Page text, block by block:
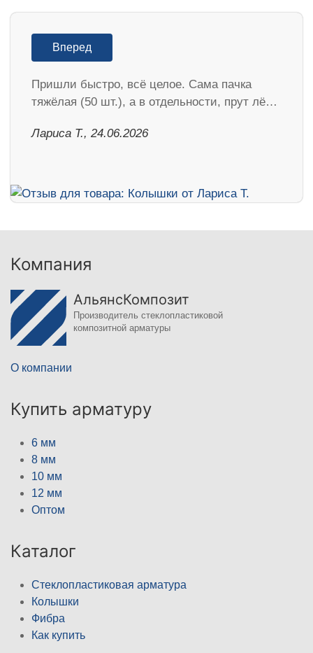
Вперед
Пришли быстро, всё целое. Сама пачка
тяжёлая (50 шт.), а в отдельности, прут лё…
Лариса Т., 24.06.2026
Компания
АльянсКомпозит
Производитель стеклопластиковой
композитной арматуры
О компании
Купить арматуру
6 мм
8 мм
10 мм
12 мм
Оптом
Каталог
Стеклопластиковая арматура
Колышки
Фибра
Как купить